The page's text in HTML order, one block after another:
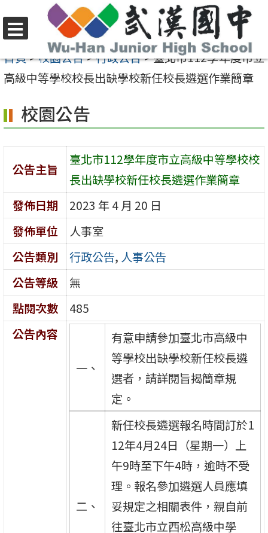
至
要
容
區
選
單
首頁>校園公告>行政公告>臺北市112學年度市立
高級中等學校校長出缺學校新任校長遴選作業簡章
校園公告
公告主旨
臺北市112學年度市立高級中等學校校
長出缺學校新任校長遴選作業簡章
發佈日期
2023 年 4 月 20 日
發佈單位
人事室
公告類別
行政公告, 人事公告
公告等級
無
點閱次數
485
公告內容
一、
有意申請參加臺北市高級中
等學校出缺學校新任校長遴
選者，請詳閱旨揭簡章規
定。
二、
新任校長遴選報名時間訂於1
12年4月24日（星期一）上
午9時至下午4時，逾時不受
理。報名參加遴選人員應填
妥規定之相關表件，親自前
往臺北市立西松高級中學